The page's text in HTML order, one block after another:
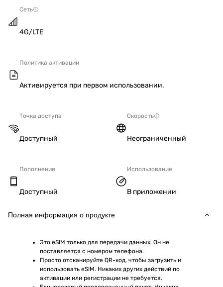
Сеть
4G/LTE
Политика активации
Активируется при первом использовании.
Точка доступа
Доступный
Скорость
Неограниченный
Пополнение
Доступный
Использование
В приложении
Полная информация о продукте
Это eSIM только для передачи данных. Он не
поставляется с номером телефона.
Просто отсканируйте QR-код, чтобы загрузить и
использовать eSIM. Никаких других действий по
активации или регистрации не требуется.